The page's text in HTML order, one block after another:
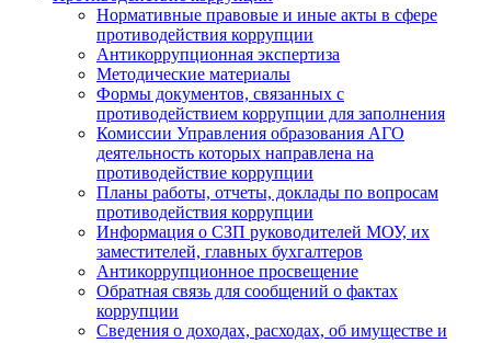
Нормативные правовые и иные акты в сфере
противодействия коррупции
Антикоррупционная экспертиза
Методические материалы
Формы документов, связанных с
противодействием коррупции для заполнения
Комиссии Управления образования АГО
деятельность которых направлена на
противодействие коррупции
Планы работы, отчеты, доклады по вопросам
противодействия коррупции
Информация о СЗП руководителей МОУ, их
заместителей, главных бухгалтеров
Антикоррупционное просвещение
Обратная связь для сообщений о фактах
коррупции
Сведения о доходах, расходах, об имуществе и